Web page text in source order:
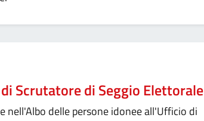
Scrutatore di Seggio Elettorale
nell'Albo delle persone idonee all'Ufficio di